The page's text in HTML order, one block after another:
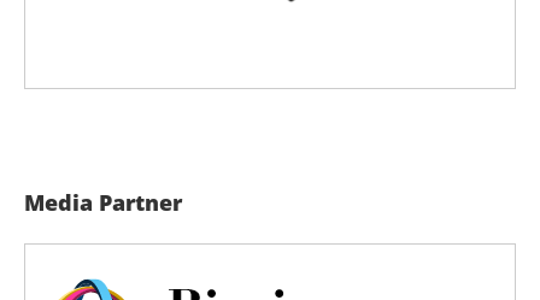
Media Partner